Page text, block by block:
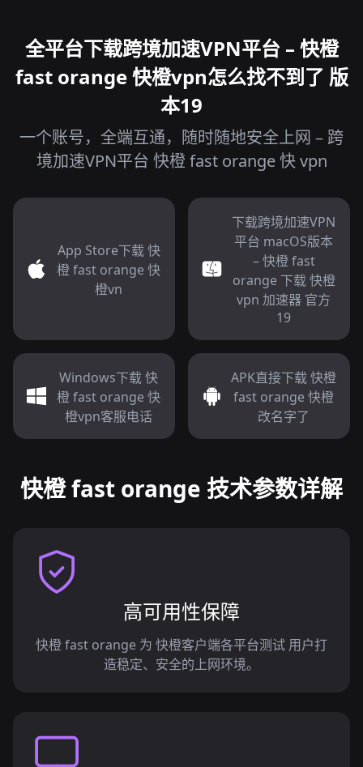
全平台下载跨境加速VPN平台 – 快橙
fast orange 快橙vpn怎么找不到了 版
本19
一个账号，全端互通，随时随地安全上网 – 跨
境加速VPN平台 快橙 fast orange 快 vpn
App Store下载 快
橙 fast orange 快
橙vn
下载跨境加速VPN
平台 macOS版本
– 快橙 fast
orange 下载 快橙
vpn 加速器 官方
19
Windows下载 快
橙 fast orange 快
橙vpn客服电话
APK直接下载 快橙
fast orange 快橙
改名字了
快橙 fast orange 技术参数详解
高可用性保障
快橙 fast orange 为 快橙客户端各平台测试 用户打
造稳定、安全的上网环境。